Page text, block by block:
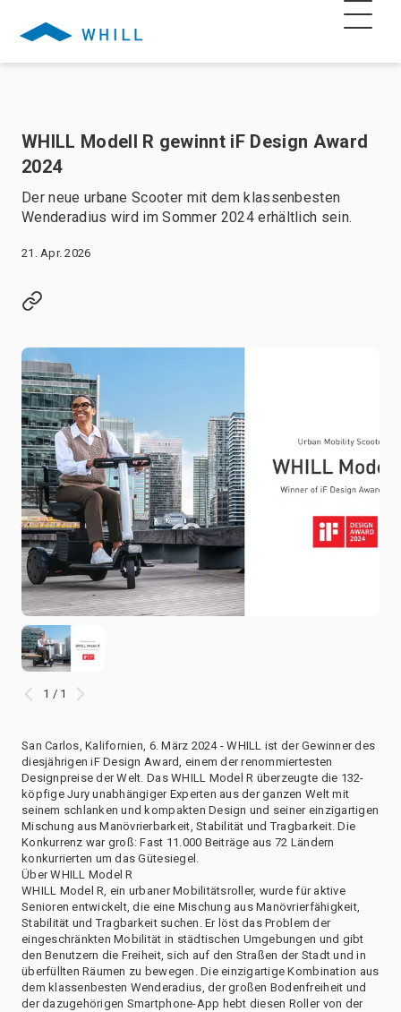
WHILL Modell R gewinnt iF Design Award
2024
Der neue urbane Scooter mit dem klassenbesten
Wenderadius wird im Sommer 2024 erhältlich sein.
21. Apr. 2026
1 / 1
San Carlos, Kalifornien, 6. März 2024 - WHILL ist der Gewinner des
diesjährigen iF Design Award, einem der renommiertesten
Designpreise der Welt. Das WHILL Model R überzeugte die 132-
köpfige Jury unabhängiger Experten aus der ganzen Welt mit
seinem schlanken und kompakten Design und seiner einzigartigen
Mischung aus Manövrierbarkeit, Stabilität und Tragbarkeit. Die
Konkurrenz war groß: Fast 11.000 Beiträge aus 72 Ländern
konkurrierten um das Gütesiegel.
Über WHILL Model R
WHILL Model R, ein urbaner Mobilitätsroller, wurde für aktive
Senioren entwickelt, die eine Mischung aus Manövrierfähigkeit,
Stabilität und Tragbarkeit suchen. Er löst das Problem der
eingeschränkten Mobilität in städtischen Umgebungen und gibt
den Benutzern die Freiheit, sich auf den Straßen der Stadt und in
überfüllten Räumen zu bewegen. Die einzigartige Kombination aus
dem klassenbesten Wenderadius, der großen Bodenfreiheit und
der dazugehörigen Smartphone-App hebt diesen Roller von der